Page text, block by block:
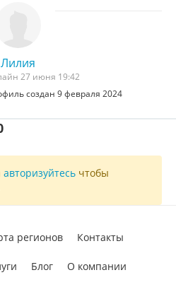
Лилия
27 июня 19:42
создан 9 февраля 2024
авторизуйтесь чтобы
регионов Контакты
Блог О компании